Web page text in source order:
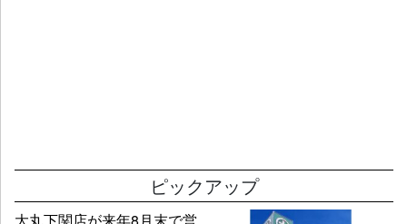
ピックアップ
大丸下関店が来年8月末で営